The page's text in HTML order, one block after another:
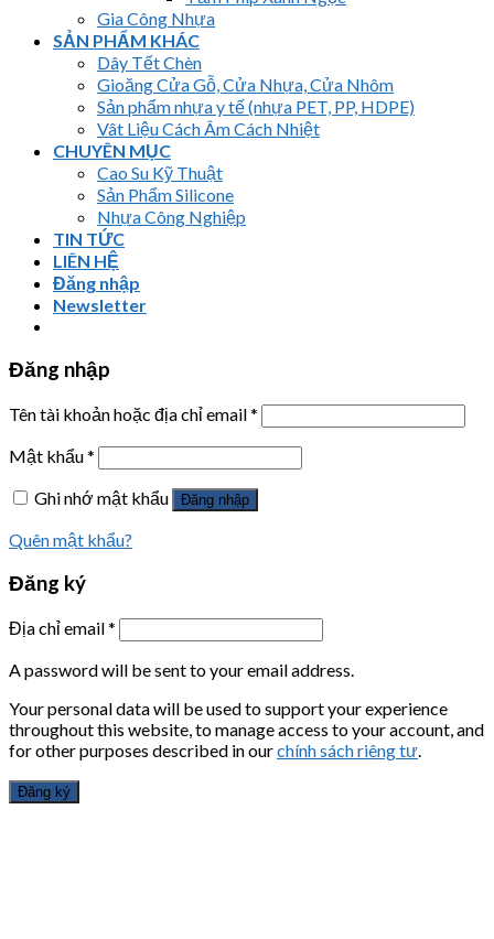
Gia Công Nhựa
SẢN PHẨM KHÁC
Dây Tết Chèn
Gioăng Cửa Gỗ, Cửa Nhựa, Cửa Nhôm
Sản phẩm nhựa y tế (nhựa PET, PP, HDPE)
Vât Liệu Cách Âm Cách Nhiệt
CHUYÊN MỤC
Cao Su Kỹ Thuật
Sản Phẩm Silicone
Nhựa Công Nghiệp
TIN TỨC
LIÊN HỆ
Đăng nhập
Newsletter
Đăng nhập
Tên tài khoản hoặc địa chỉ email*
Mật khẩu*
Ghi nhớ mật khẩu
Đăng nhập
Quên mật khẩu?
Đăng ký
Địa chỉ email*
A password will be sent to your email address.
Your personal data will be used to support your experience
throughout this website, to manage access to your account, and
for other purposes described in ourchính sách riêng tư.
Đăng ký